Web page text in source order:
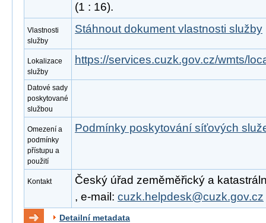
(1 : 16).
Vlastnosti
služby
Stáhnout dokument vlastnosti služby
Lokalizace
služby
https://services.cuzk.gov.cz/wmts/
Datové sady
poskytované
službou
Omezení a
podmínky
přístupu a
použití
Podmínky poskytování síťových
Kontakt
Český úřad zeměměřický a
, e-mail: cuzk.helpdesk@cuzk.gov.cz
Detailní metadata